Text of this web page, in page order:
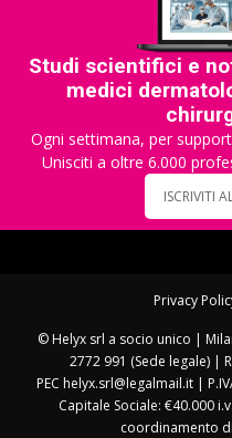
Studi scientifici e
medici
Ogni settimana, per
Unisciti a oltre 6.000
ISCRIVITI
Privacy
© Helyx srl a socio unico |
2772 991 (Sede legale) |
PEC helyx.srl@legalmail.it |
Capitale Sociale: €40.000
coordinamento